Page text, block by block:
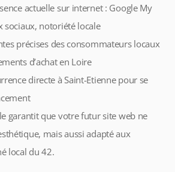
actuelle sur internet : Google My
sociaux, notoriété locale
précises des consommateurs locaux
d’achat en Loire
directe à Saint-Etienne pour se
garantit que votre futur site web ne
mais aussi adapté aux
local du 42.